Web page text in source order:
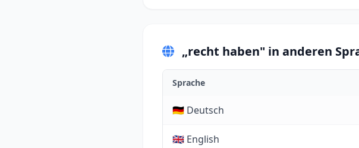
„recht haben" in anderen
Sprache
🇩🇪 Deutsch
🇬🇧 English